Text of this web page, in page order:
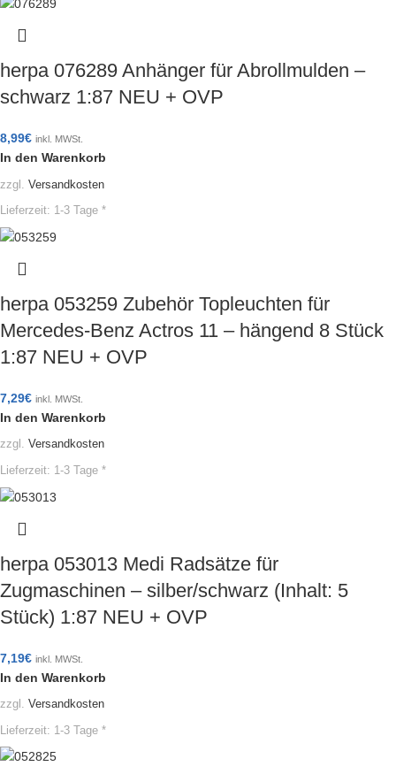
herpa 076289 Anhänger für Abrollmulden –
schwarz 1:87 NEU + OVP
8,99€ inkl. MWSt.
In den Warenkorb
zzgl. Versandkosten
Lieferzeit: 1-3 Tage *
herpa 053259 Zubehör Topleuchten für
Mercedes-Benz Actros 11 – hängend 8 Stück
1:87 NEU + OVP
7,29€ inkl. MWSt.
In den Warenkorb
zzgl. Versandkosten
Lieferzeit: 1-3 Tage *
herpa 053013 Medi Radsätze für
Zugmaschinen – silber/schwarz (Inhalt: 5
Stück) 1:87 NEU + OVP
7,19€ inkl. MWSt.
In den Warenkorb
zzgl. Versandkosten
Lieferzeit: 1-3 Tage *